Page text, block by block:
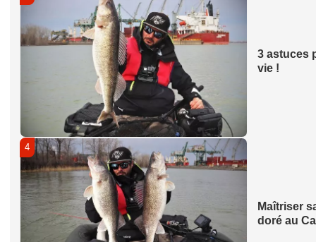
3 astuces
vie !
4
Maîtriser
doré au